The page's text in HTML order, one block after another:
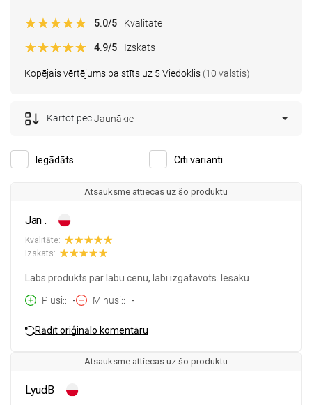
Kopējais vērtējums balstīts uz 5 Viedoklis (10 valstis)
5.0/5 Kvalitāte
4.9/5 Izskats
Iegādāts Citi varianti
Kārtot pēc:Jaunākie
Atsauksme attiecas uz šo produktu
Jan .
Kvalitāte:
Izskats:
Labs produkts par labu cenu, labi izgatavots. Iesaku
Plusi:
- Mīnusi: -
Rādīt oriģinālo komentāru
Atsauksme attiecas uz šo produktu
LyudB